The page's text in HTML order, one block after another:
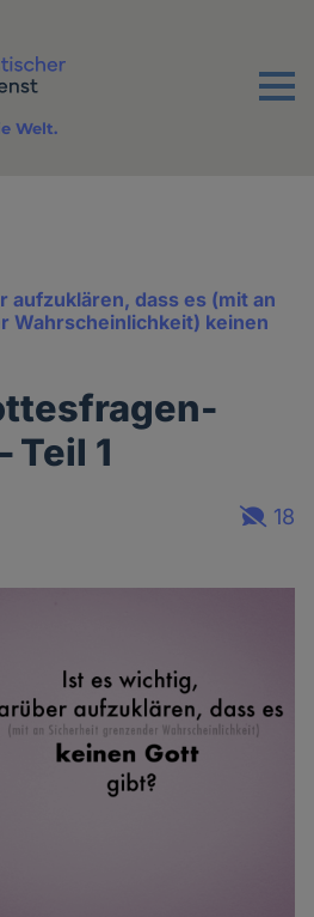
Menu
Welt.
aufzuklären, dass es (mit an
Wahrscheinlichkeit) keinen
Teil 1
18